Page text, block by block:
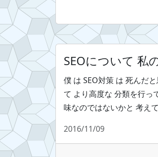
SEOについて 私
僕 は SEO対策 は 死んだ
て より高度な 分類を行っ
味なのではないかと 考え
2016/11/09